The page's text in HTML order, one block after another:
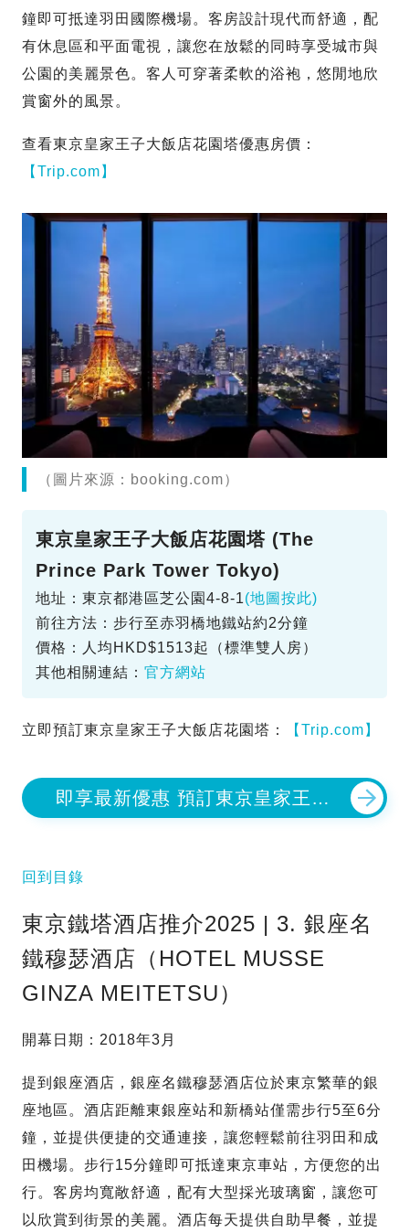
鐘即可抵達羽田國際機場。客房設計現代而舒適，配
有休息區和平面電視，讓您在放鬆的同時享受城市與
公園的美麗景色。客人可穿著柔軟的浴袍，悠閒地欣
賞窗外的風景。
查看東京皇家王子大飯店花園塔優惠房價：
【Trip.com】
（圖片來源：booking.com）
東京皇家王子大飯店花園塔 (The
Prince Park Tower Tokyo)
地址：東京都港區芝公園4-8-1(地圖按此)
前往方法：步行至赤羽橋地鐵站約2分鐘
價格：人均HKD$1513起（標準雙人房）
其他相關連結： 官方網站
立即預訂東京皇家王子大飯店花園塔： 【Trip.com】
即享最新優惠 預訂東京皇家王子
大飯店花園塔
回到目錄
東京鐵塔酒店推介2025 | 3. 銀座名
鐵穆瑟酒店（HOTEL MUSSE
GINZA MEITETSU）
開幕日期：2018年3月
提到銀座酒店，銀座名鐵穆瑟酒店位於東京繁華的銀
座地區。酒店距離東銀座站和新橋站僅需步行5至6分
鐘，並提供便捷的交通連接，讓您輕鬆前往羽田和成
田機場。步行15分鐘即可抵達東京車站，方便您的出
行。客房均寬敞舒適，配有大型採光玻璃窗，讓您可
以欣賞到街景的美麗。酒店每天提供自助早餐，並提